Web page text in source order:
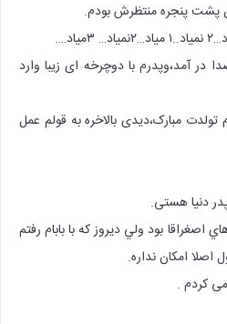
پشت پنجره منتظرش بودم.
آمد،وپدرم با دوچرخه ای زیبا وارد
مبارک،دیدی بالاخره به قولم عمل
دنیا هستی.
بود ولي ديروز كه با بابام رفتم
اصلا امكان نداره.
می کردم .